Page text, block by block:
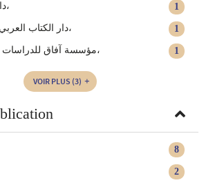
1 دار الكاتب العربي،
1 دار الكتاب العربي للطباعة والنشر،
1 مؤسسة آفاق للدراسات والنشر والاتصال،
VOIR PLUS (3)
8
2